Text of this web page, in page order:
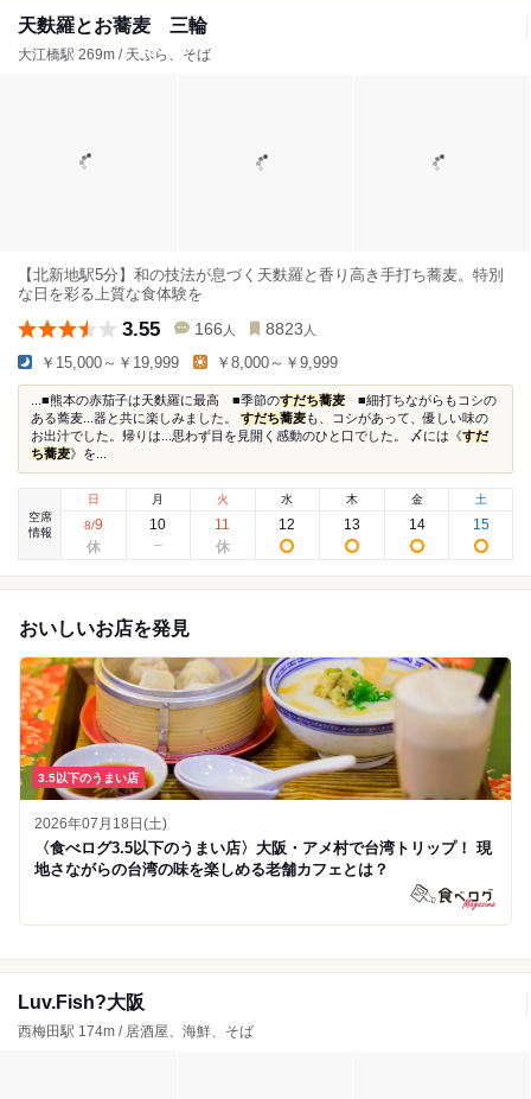
天麩羅とお蕎麦 三輪
大江橋駅 269m / 天ぷら、そば
【北新地駅5分】和の技法が息づく天麩羅と香り高き手打ち蕎麦。特別
な日を彩る上質な食体験を
3.55 166 人 8823 人
￥15,000～￥19,999 ￥8,000～￥9,999
...■熊本の赤茄子は天麩羅に最高 ■季節のすだち蕎麦 ■細打ちながらもコシの
ある蕎麦...器と共に楽しみました。 すだち蕎麦も、コシがあって、優しい味の
お出汁でした。帰りは...思わず目を見開く感動のひと口でした。 〆には《すだ
ち蕎麦》を...
空席
情報
日
8/9
月
10
火
11
水
12
木
13
金
14
土
15
おいしいお店を発見
3.5以下のうまい店
2026年07月18日(土)
〈食べログ3.5以下のうまい店〉大阪・アメ村で台湾トリップ！ 現
地さながらの台湾の味を楽しめる老舗カフェとは？
Luv.Fish?大阪
西梅田駅 174m / 居酒屋、海鮮、そば